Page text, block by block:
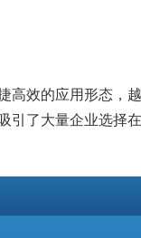
效的应用形态，
引了大量企业选择